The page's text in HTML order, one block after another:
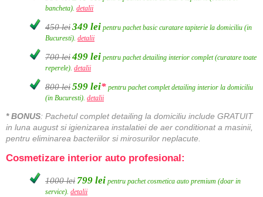
bancheta). detalii
450 lei349 lei pentru pachet basic curatare tapiterie la domiciliu (in
Bucuresti). detalii
700 lei499 lei pentru pachet detailing interior complet (curatare toate
reperele). detalii
800 lei599 lei* pentru pachet complet detailing interior la domiciliu
(in Bucuresti). detalii
* BONUS: Pachetul complet detailing la domiciliu include GRATUIT
in luna august si igienizarea instalatiei de aer conditionat a masinii,
pentru eliminarea bacteriilor si mirosurilor neplacute.
Cosmetizare interior auto profesional:
1000 lei 799 lei pentru pachet cosmetica auto premium (doar in
service). detalii